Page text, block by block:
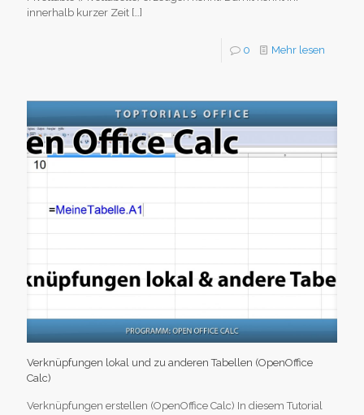
innerhalb kurzer Zeit […]
0 Mehr lesen
Verknüpfungen lokal und zu anderen Tabellen (OpenOffice
Calc)
Verknüpfungen erstellen (OpenOffice Calc) In diesem Tutorial